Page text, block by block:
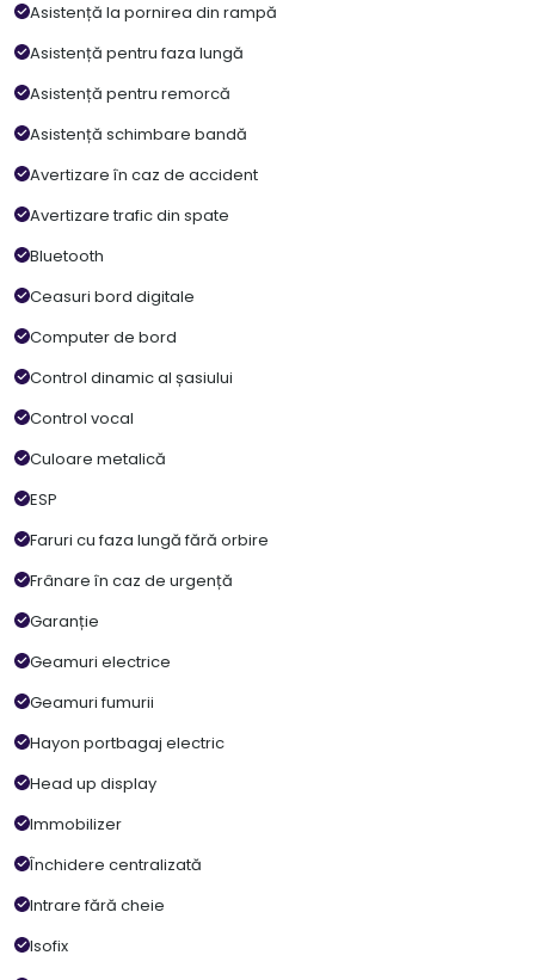
Asistență la pornirea din rampă
Asistență pentru faza lungă
Asistență pentru remorcă
Asistență schimbare bandă
Avertizare în caz de accident
Avertizare trafic din spate
Bluetooth
Ceasuri bord digitale
Computer de bord
Control dinamic al șasiului
Control vocal
Culoare metalică
ESP
Faruri cu faza lungă fără orbire
Frânare în caz de urgență
Garanție
Geamuri electrice
Geamuri fumurii
Hayon portbagaj electric
Head up display
Immobilizer
Închidere centralizată
Intrare fără cheie
Isofix